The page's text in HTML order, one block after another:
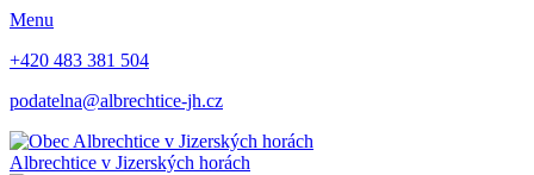
Menu
+420 483 381 504
podatelna@albrechtice-jh.cz
Albrechtice v Jizerských horách